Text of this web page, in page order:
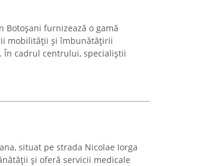
Botoșani furnizează o gamă
mobilității și îmbunătățirii
cadrul centrului, specialiștii
situat pe strada Nicolae Iorga
și oferă servicii medicale